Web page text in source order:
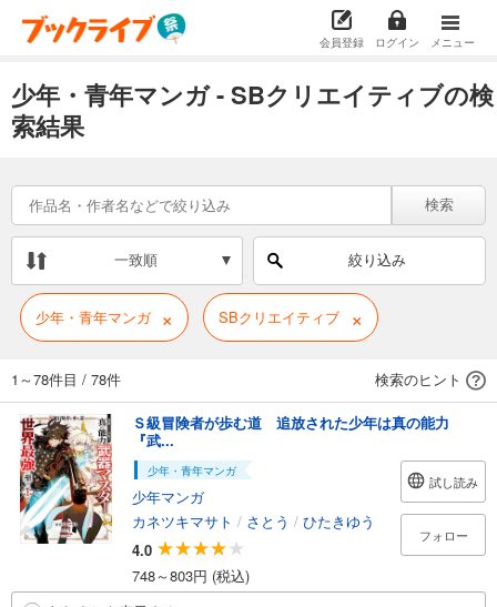
会員登録 ログイン メニュー
少年・青年マンガ - SBクリエイティブの検
索結果
検索
一致順 絞り込み
少年・青年マンガ × SBクリエイティブ ×
1～78件目 / 78件 検索のヒント
Ｓ級冒険者が歩む道 追放された少年は真の能力
『武...
少年・青年マンガ
少年マンガ
カネツキマサト / さとう / ひたきゆう
4.0
748～803円 (税込)
試し読み
フォロー